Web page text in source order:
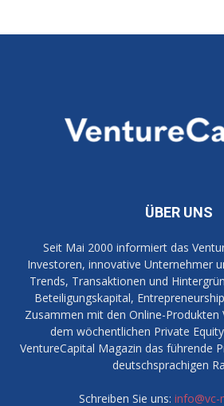
ÜBER UNS
Seit Mai 2000 informiert das
Investoren, innovative Unternehmer
Trends, Transaktionen und
Beteiligungskapital,
Zusammen mit den Online-Produkten
dem wöchentlichen Private
VentureCapital Magazin das führende
deutschsprachigen
Schreiben Sie uns: info@vc-